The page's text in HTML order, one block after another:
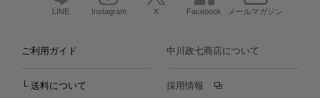
LINE Instagram X Facebook メールマガジン
ご利用ガイド
└ 送料について
中川政七商店について
採用情報